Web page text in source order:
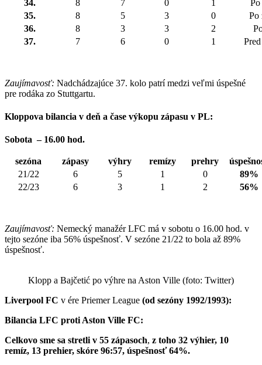
34.
8 7 0 1
35.
8 5 3 0
Po
36.
8 3 3 2
37.
7 6 0 1
Zaujímavosť: Nadchádzajúce 37. kolo patrí medzi veľmi úspešné
pre rodáka zo Stuttgartu.
Kloppova bilancia v deň a čase výkopu zápasu v PL:
Sobota – 16.00 hod.
sezóna zápasy výhry remízy prehry
21/22
6 5 1 0
89%
22/23
6 3 1 2 56%
Zaujímavosť: Nemecký manažér LFC má v sobotu o 16.00 hod. v
tejto sezóne iba 56% úspešnosť. V sezóne 21/22 to bola až 89%
úspešnosť.
Klopp a Bajčetić po výhre na Aston Ville (foto: Twitter)
Liverpool FC v ére Priemer League (od sezóny 1992/1993):
Bilancia LFC proti Aston Ville FC:
Celkovo sme sa stretli v 55 zápasoch, z toho 32 výhier, 10
remíz, 13 prehier, skóre 96:57, úspešnosť 64%.